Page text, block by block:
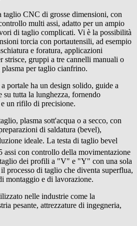
taglio CNC di grosse dimensioni, con
multi assi, adatto per un ampio
di taglio complicati. Vi è la possibilità
torcia con portautensili, ad esempio
e foratura, applicazioni
strisce, gruppi a tre cannelli manuali o
per taglio cianfrino.
portale ha un design solido, guide a
tutta la lunghezza, fornendo
un rifilo di precisione.
plasma sott'acqua o a secco, con
di saldatura (bevel),
ideale. La testa di taglio bevel
assi con controllo della movimentazione
dei profili a "V" e "Y" con una sola
processo di taglio che diventa superflua,
montaggio e di lavorazione.
nelle industrie come la
pesante, attrezzature di ingegneria,